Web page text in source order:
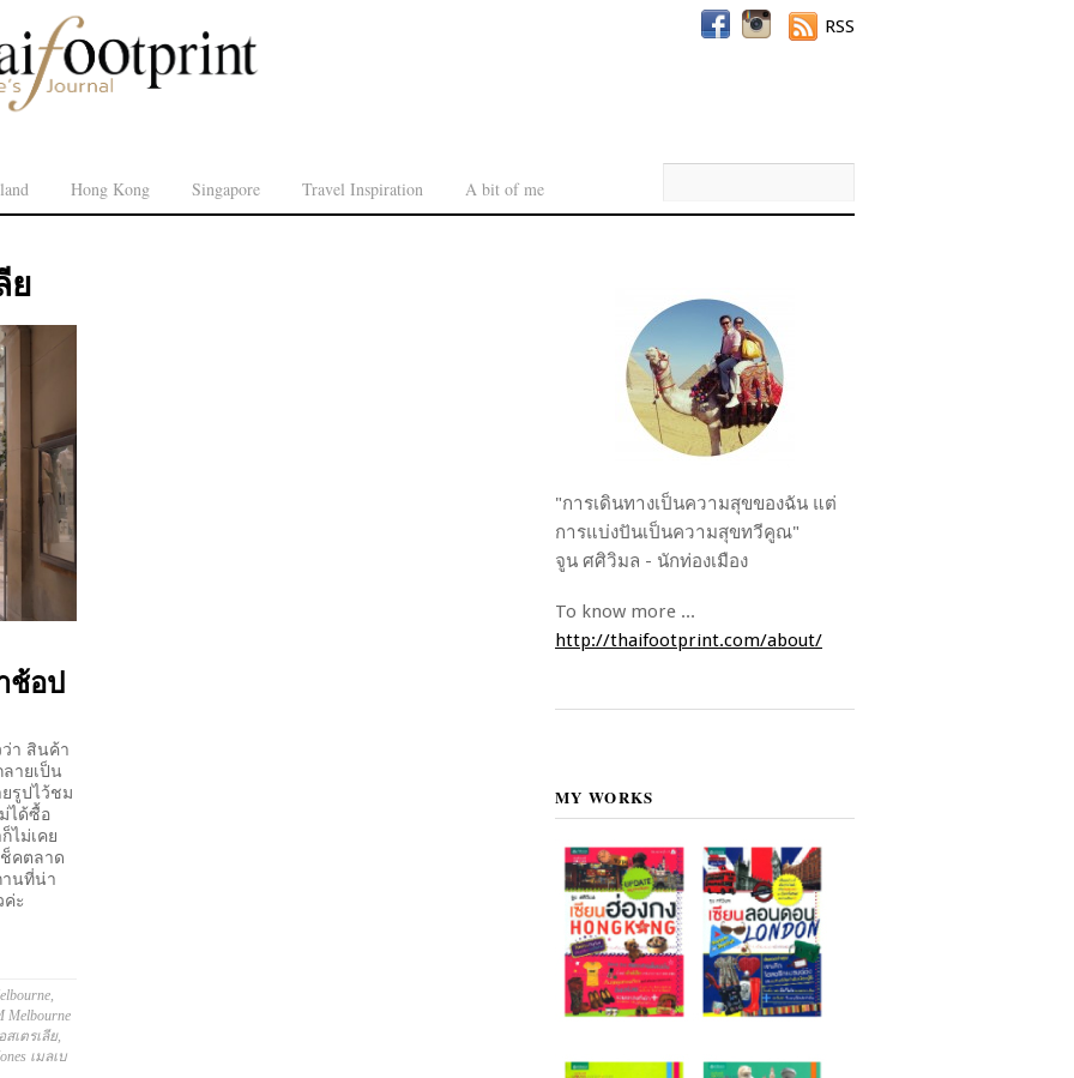
Hong Kong Singapore Travel Inspiration A bit of me
RSS
ย
ช้อป
า สินค้า
ายเป็น
รูปไว้ชม
ได้ซื้อ
ไม่เคย
ช็คตลาด
านที่น่า
ะ
Melbourne
เตรเลีย,
เมลเบ
"การเดินทางเป็นความสุขของฉัน แต่
การแบ่งปันเป็นความสุขทวีคูณ"
จูน ศศิวิมล - นักท่องเมือง
To know more ...
http://thaifootprint.com/about/
MY WORKS